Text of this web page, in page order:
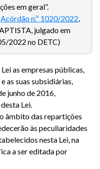
em geral”.
Acórdão n.º 1020/2022,
julgado em
2022 no DETC)
as empresas públicas,
as suas subsidiárias,
junho de 2016,
Lei.
âmbito das repartições
às peculiaridades
nesta Lei, na
a ser editada por